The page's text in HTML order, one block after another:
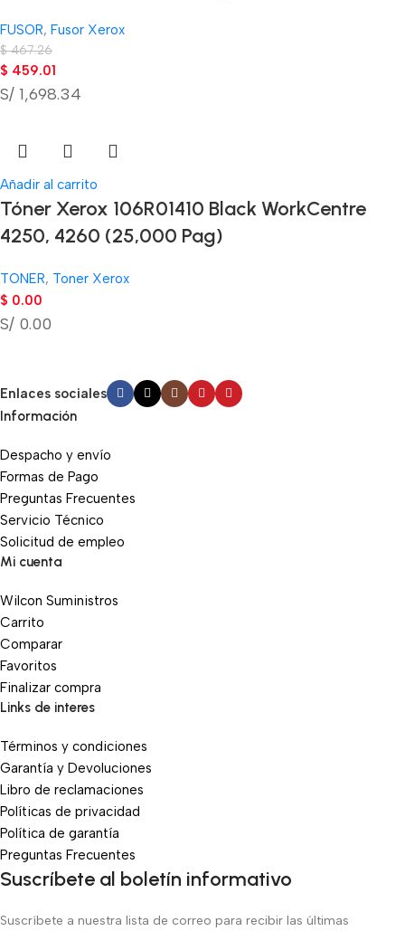
FUSOR, Fusor Xerox
$467.26
$ 459.01
S/ 1,698.34
Añadir al carrito
Tóner Xerox 106R01410 Black WorkCentre
4250, 4260 (25,000 Pag)
TONER, Toner Xerox
$ 0.00
S/ 0.00
Enlaces sociales
Información
Despacho y envío
Formas de Pago
Preguntas Frecuentes
Servicio Técnico
Solicitud de empleo
Mi cuenta
Wilcon Suministros
Carrito
Comparar
Favoritos
Finalizar compra
Links de interes
Términos y condiciones
Garantía y Devoluciones
Libro de reclamaciones
Políticas de privacidad
Política de garantía
Preguntas Frecuentes
Suscríbete al boletín informativo
Suscríbete a nuestra lista de correo para recibir las últimas